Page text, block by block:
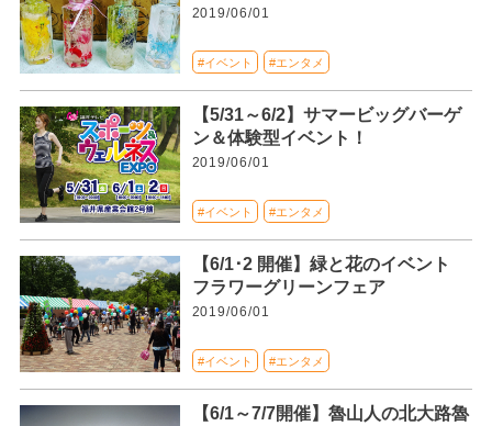
2019/06/01
#イベント #エンタメ
【5/31～6/2】サマービッグバーゲ
ン＆体験型イベント！
2019/06/01
#イベント #エンタメ
【6/1･2 開催】緑と花のイベント
フラワーグリーンフェア
2019/06/01
#イベント #エンタメ
【6/1～7/7開催】魯山人の北大路魯